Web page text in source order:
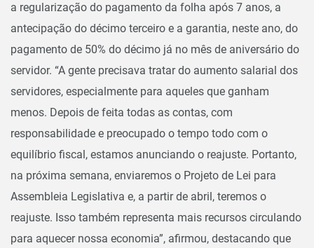
a regularização do pagamento da folha após 7 anos, a
antecipação do décimo terceiro e a garantia, neste ano, do
pagamento de 50% do décimo já no mês de aniversário do
servidor. “A gente precisava tratar do aumento salarial dos
servidores, especialmente para aqueles que ganham
menos. Depois de feita todas as contas, com
responsabilidade e preocupado o tempo todo com o
equilíbrio fiscal, estamos anunciando o reajuste. Portanto,
na próxima semana, enviaremos o Projeto de Lei para
Assembleia Legislativa e, a partir de abril, teremos o
reajuste. Isso também representa mais recursos circulando
para aquecer nossa economia”, afirmou, destacando que